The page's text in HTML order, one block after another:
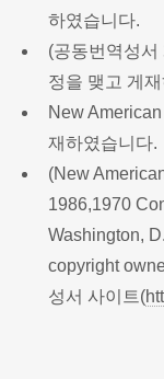
하였습니다.
(공동번역성
정을 맺고 게
New
재하였습니다.
(New
1986,1970
Washington,
copyright
성서 사이트(